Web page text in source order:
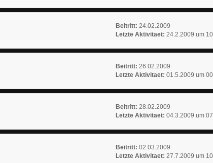
Beitritt: 24.02.2009
Letzte Aktivitaet: 24.2.2009 um
Beitritt: 26.02.2009
Letzte Aktivitaet: 01.5.2009 um
Beitritt: 28.02.2009
Letzte Aktivitaet: 04.3.2009 um
Beitritt: 02.03.2009
Letzte Aktivitaet: 27.7.2009 um